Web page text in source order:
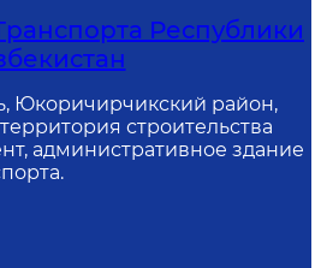
Республики
Юкоричирчикский район,
строительства
административное здание